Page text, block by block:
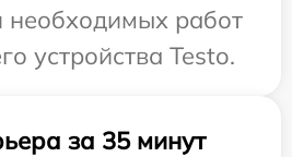
необходимых работ
устройства Testo.
за 35 минут